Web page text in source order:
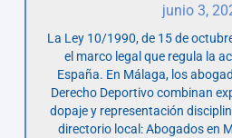
junio 3,
La Ley 10/1990, de 15 de
el marco legal que regula la
España. En Málaga, los
Derecho Deportivo combinan
dopaje y representación
directorio local: Abogados en